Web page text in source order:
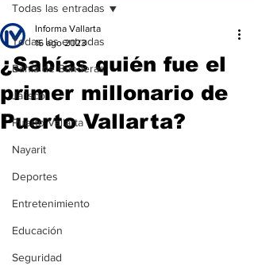
Todas las entradas
Bahía de Banderas
Jalisco
Puerto Vallarta
Nayarit
Deportes
Entretenimiento
Educación
Seguridad
Todas las entradas
¿Sabías quién fue el
primer millonario de
Puerto Vallarta?
Informa Vallarta
16 ago 2023